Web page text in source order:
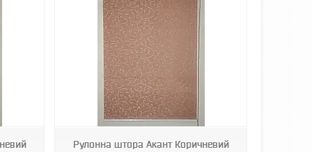
Рулонна штора Акант Коричневий